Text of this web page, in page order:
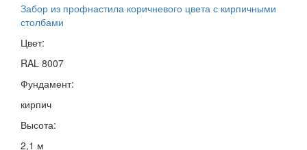
Забор из профнастила коричневого цвета с кирпичными
столбами
Цвет:
RAL 8007
Фундамент:
кирпич
Высота:
2,1 м